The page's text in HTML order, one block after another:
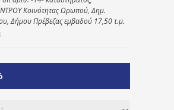
Κοινότητας Ωρωπού, Δημ.
Δήμου Πρέβεζας εμβαδού 17,50 τ.μ.